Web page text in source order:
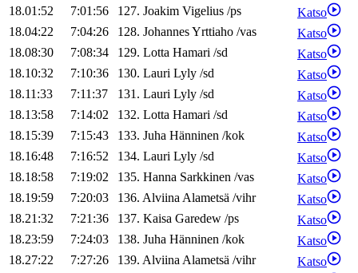
18.01:52
7:01:56 127. Joakim Vigelius /ps
Katso
18.04:22
7:04:26 128. JohannesYrttiaho /vas
Katso
18.08:30
7:08:34 129. Lotta Hamari /sd
Katso
18.10:32
7:10:36 130. Lauri Lyly /sd
Katso
18.11:33
7:11:37 131. Lauri Lyly /sd
Katso
18.13:58
7:14:02 132. Lotta Hamari /sd
Katso
18.15:39
7:15:43 133. Juha Hänninen /kok
Katso
18.16:48
7:16:52 134. Lauri Lyly /sd
Katso
18.18:58
7:19:02 135. Hanna Sarkkinen /vas
Katso
18.19:59
7:20:03 136. AlviinaAlametsä /vihr
Katso
18.21:32
7:21:36 137. Kaisa Garedew /ps
Katso
18.23:59
7:24:03 138. Juha Hänninen /kok
Katso
18.27:22
7:27:26 139. AlviinaAlametsä /vihr
Katso